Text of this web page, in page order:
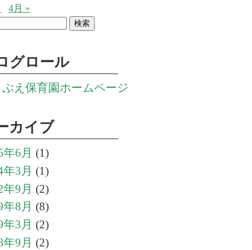
4月 »
グロール
ぶえ保育園ホームページ
カイブ
年6月 (1)
年3月 (1)
年9月 (2)
年8月 (8)
年3月 (2)
年9月 (2)